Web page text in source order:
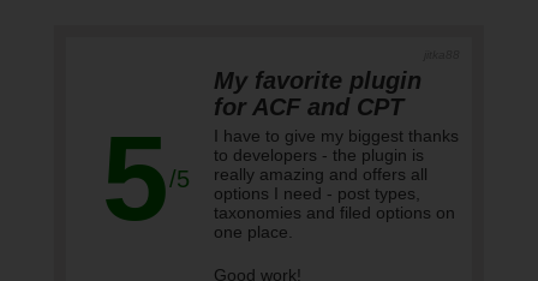
5
Robust and Kept Up
to Date
This plugin so far has been
robust and works well. It seems
to be regularly updated and
doesn't conflict with other
plugins. Ideally it would have the
POST SWITCHER functionality
amount of plugins required.